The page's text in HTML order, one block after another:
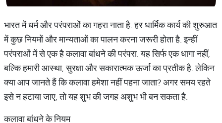
भारत में धर्म और परंपराओं का गहरा नाता है. हर धार्मिक कार्य की शुरुआत
में कुछ नियमों और मान्यताओं का पालन करना जरूरी होता है. इन्हीं
परंपराओं में से एक है कलावा बांधने की परंपरा. यह सिर्फ एक धागा नहीं,
बल्कि हमारी आस्था, सुरक्षा और सकारात्मक ऊर्जा का प्रतीक है. लेकिन
क्या आप जानते हैं कि कलावा हमेशा नहीं पहना जाता? अगर समय रहते
इसे न हटाया जाए, तो यह शुभ की जगह अशुभ भी बन सकता है.
कलावा बांधने के नियम